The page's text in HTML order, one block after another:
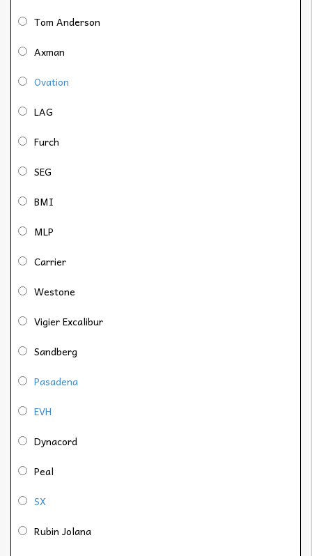
Tom Anderson
Axman
Ovation
LAG
Furch
SEG
BMI
MLP
Carrier
Westone
Vigier Excalibur
Sandberg
Pasadena
EVH
Dynacord
Peal
SX
Rubin Jolana